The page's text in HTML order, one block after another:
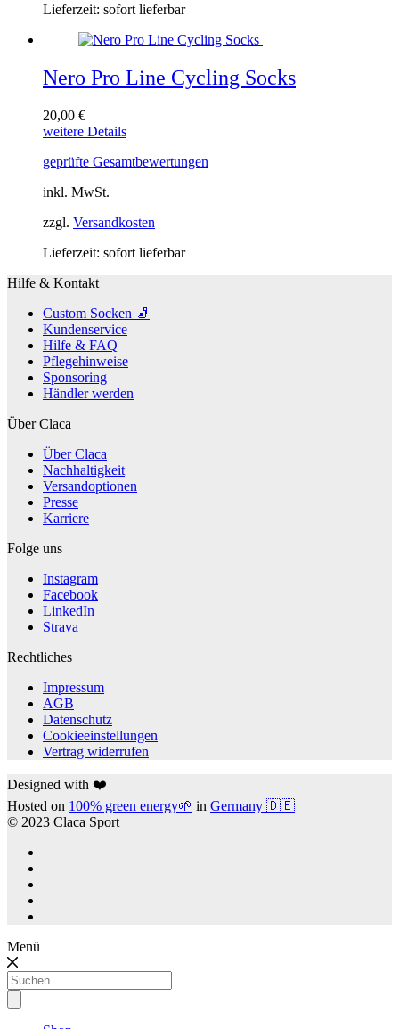
können
auf
der
gewählt
Lieferzeit: sofort lieferbar
Nero Pro Line Cycling Socks
20,00 €
weitere DetailsDieses
weist
Die
können
Produktseite
gewählt
werden
geprüfte Gesamtbewertungen
inkl. MwSt.
zzgl. Versandkosten
Lieferzeit: sofort lieferbar
Hilfe & Kontakt
Custom Socken 🧦
Kundenservice
Hilfe & FAQ
Pflegehinweise
Sponsoring
Händler werden
Über Claca
Über Claca
Nachhaltigkeit
Versandoptionen
Presse
Karriere
Folge uns
Instagram
Facebook
LinkedIn
Strava
Rechtliches
Impressum
AGB
Datenschutz
Cookieeinstellungen
Vertrag widerrufen
Designed with ❤️
Hosted on 100% green energy🌱 in Germany 🇩🇪
© 2023 Claca Sport
Menü
Products
search